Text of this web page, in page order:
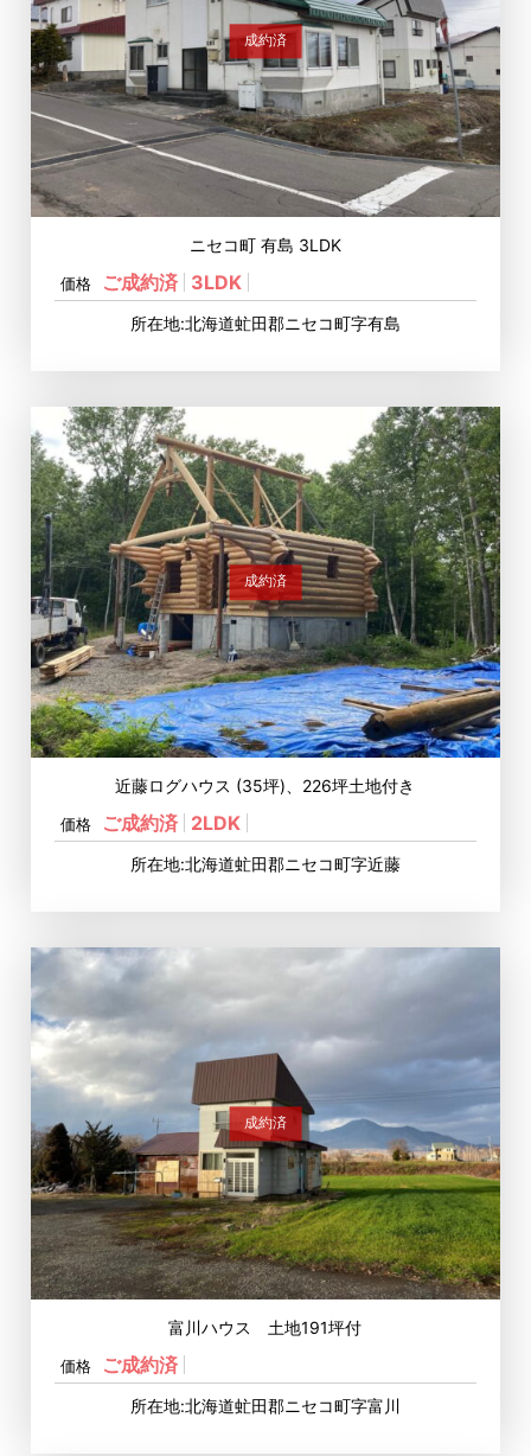
成約済
ニセコ町 有島 3LDK
価格 ご成約済 3LDK
所在地:北海道虻田郡ニセコ町字有島
成約済
近藤ログハウス (35坪)、226坪土地付き
価格 ご成約済 2LDK
所在地:北海道虻田郡ニセコ町字近藤
成約済
富川ハウス 土地191坪付
価格 ご成約済
所在地:北海道虻田郡ニセコ町字富川